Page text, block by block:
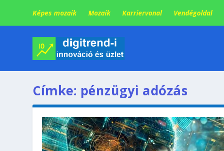
Képes mozaik Mozaik Karriervonal Vendégoldal
Címke: pénzügyi adózás